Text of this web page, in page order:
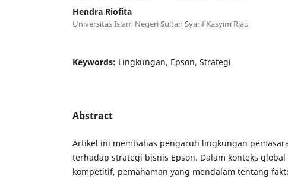
Hendra Riofita
Universitas Islam Negeri Sultan Syarif Kasyim Riau
Keywords: Lingkungan, Epson, Strategi
Abstract
Artikel ini membahas pengaruh lingkungan
terhadap strategi bisnis Epson. Dalam konteks global
kompetitif, pemahaman yang mendalam tentang